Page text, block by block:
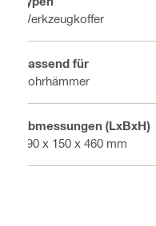
Werkzeugkoffer
Passend für
Bohrhämmer
Abmessungen (LxBxH)
590 x 150 x 460 mm